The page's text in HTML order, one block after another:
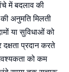
में बदलाव की
अनुमति मिलती
या सुविधाओं को
प्रदान करते
को कम